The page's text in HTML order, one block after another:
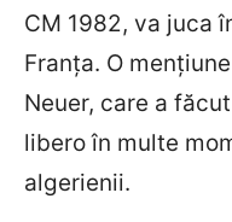
CM 1982, va juca
Franța. O
Neuer, care a
libero în multe
algerienii.